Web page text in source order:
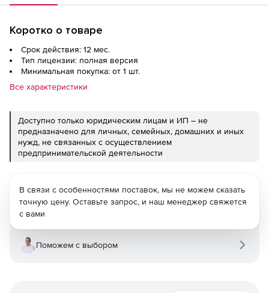
Коротко о товаре
Срок действия: 12 мес.
Тип лицензии: полная версия
Минимальная покупка: от 1 шт.
Все характеристики
Доступно только юридическим лицам и ИП – не
предназначено для личных, семейных, домашних и иных
нужд, не связанных с осуществлением
предпринимательской деятельности
В связи с особенностями поставок, мы не можем сказать
точную цену. Оставьте запрос, и наш менеджер свяжется
с вами
Поможем с выбором